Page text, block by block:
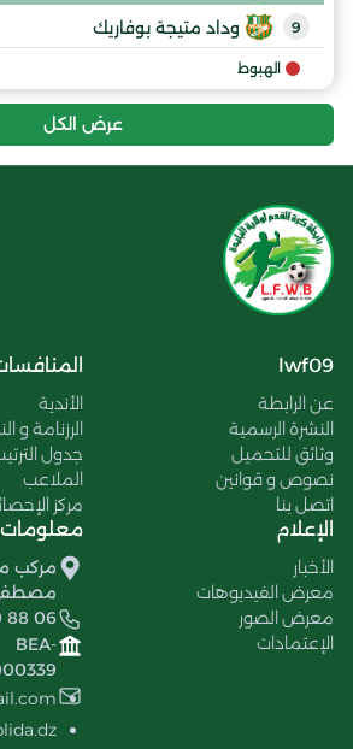
9 وداد متيجة بوفاريك
الهبوط
عرض الكل
lwf09
عن الرابطة
النشرة الرسمية
وثائق للتحميل
نصوص و قوانين
اتصل بنا
الأندية
الرزنامة و
جدول
الملاعب
مركز
الإعلام
الأخبار
معرض الفيديوهات
معرض الصور
الإعتمادات
معلومات
مركب
مصطفى
88 06
BEA-